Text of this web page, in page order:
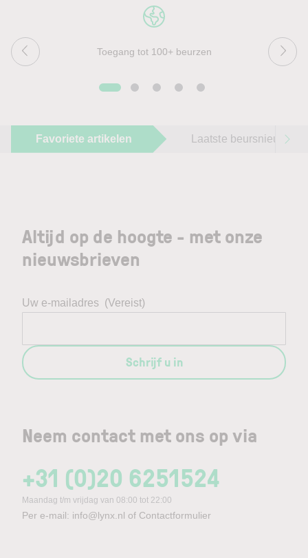
Toegang tot 100+ beurzen
Favoriete artikelen Laatste beursnieuws
Neem contact met ons op via
+31 (0)20 6251524
Maandag t/m vrijdag van 08:00 tot 22:00
Per e-mail: info@lynx.nl of Contactformulier
Altijd op de hoogte - met onze
nieuwsbrieven
Uw e-mailadres (Vereist)
Schrijf u in